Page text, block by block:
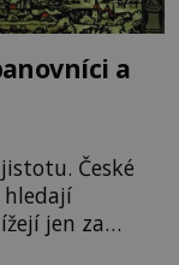
a
České
jen za
není na